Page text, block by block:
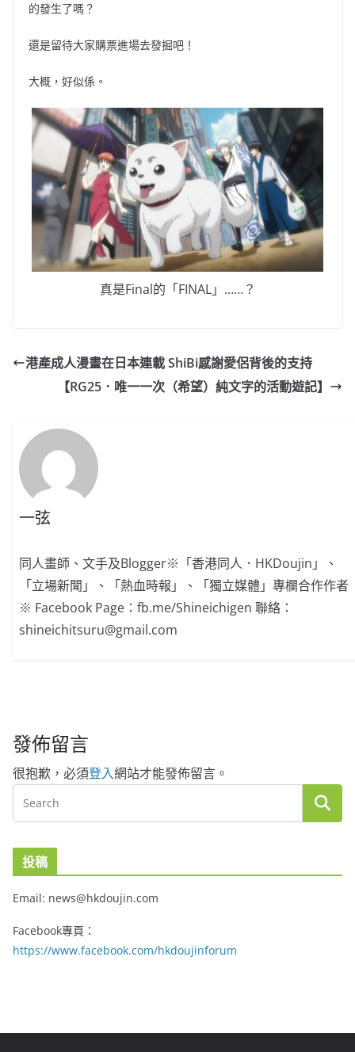
的發生了嗎？
還是留待大家購票進場去發掘吧！
大概， 好似係。
真是Final的「FINAL」……？
港產成人漫畫在日本連載 ShiBi感謝愛侶背後的支持
【RG25．唯一一次（希望）純文字的活動遊記】
一弦
同人畫師、文手及Blogger※「香港同人．HKDoujin」、
「立場新聞」、「熱血時報」、「獨立媒體」專欄合作作者
※ Facebook Page：fb.me/Shineichigen 聯絡：
shineichitsuru@gmail.com
發佈留言
很抱歉，必須登入網站才能發佈留言。
投稿
Email: news@hkdoujin.com
Facebook專頁：
https://www.facebook.com/hkdoujinforum